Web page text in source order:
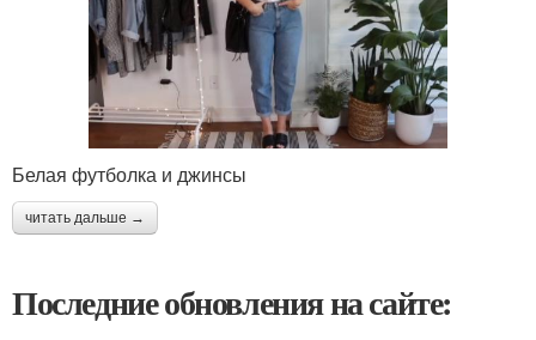
Белая футболка и джинсы
читать дальше →
Последние обновления на сайте: